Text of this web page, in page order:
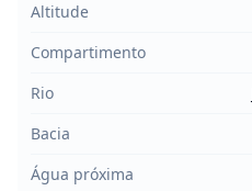
Altitude
Compartimento
Rio
Bacia
Água próxima